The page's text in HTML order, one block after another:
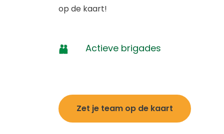
op de kaart!
Actieve brigades
Zet je team op de kaart